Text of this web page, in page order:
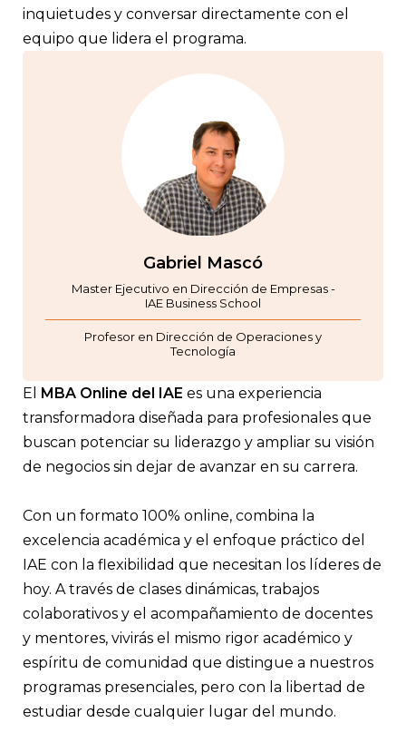
inquietudes y conversar directamente con el
equipo que lidera el programa.
Gabriel Mascó
Master Ejecutivo en Dirección de Empresas -
IAE Business School
Profesor en Dirección de Operaciones y
Tecnología
El MBA Online del IAE es una experiencia
transformadora diseñada para profesionales que
buscan potenciar su liderazgo y ampliar su visión
de negocios sin dejar de avanzar en su carrera.
Con un formato 100% online, combina la
excelencia académica y el enfoque práctico del
IAE con la flexibilidad que necesitan los líderes de
hoy. A través de clases dinámicas, trabajos
colaborativos y el acompañamiento de docentes
y mentores, vivirás el mismo rigor académico y
espíritu de comunidad que distingue a nuestros
programas presenciales, pero con la libertad de
estudiar desde cualquier lugar del mundo.